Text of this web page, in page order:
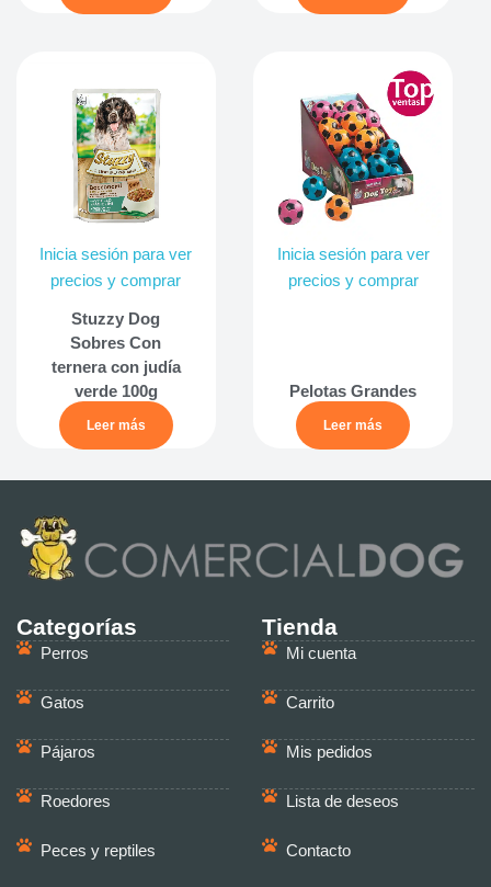
Inicia sesión para ver
precios y comprar
Stuzzy Dog
Sobres Con
ternera con judía
verde 100g
Leer más
Inicia sesión para ver
precios y comprar
Pelotas Grandes
Leer más
Categorías
Perros
Gatos
Pájaros
Roedores
Peces y reptiles
Tienda
Mi cuenta
Carrito
Mis pedidos
Lista de deseos
Contacto